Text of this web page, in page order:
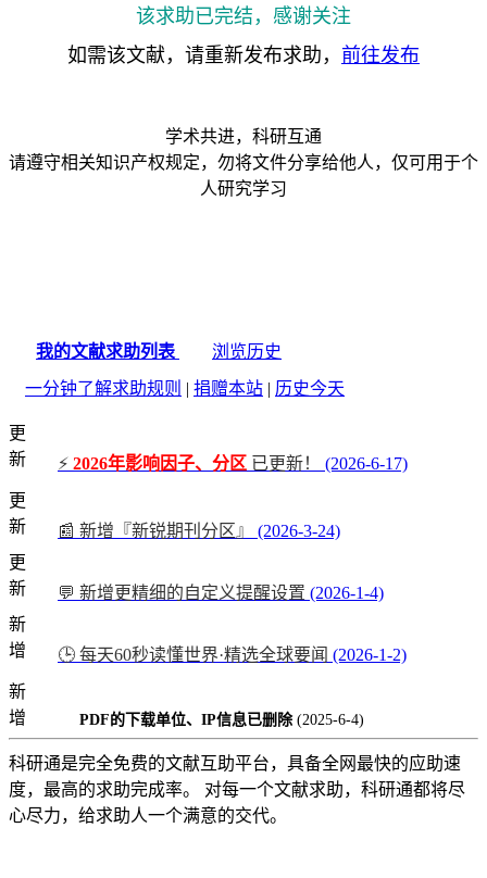
该求助已完结，感谢关注
如需该文献，请重新发布求助， 前往发布
学术共进，科研互通
请遵守相关知识产权规定，勿将文件分享给他人，仅可用于个
人研究学习
我的文献求助列表
浏览历史
一分钟了解求助规则 | 捐赠本站 | 历史今天
更
新
⚡ 2026年影响因子、分区 已更新！
(2026-6-17)
更
新
📰 新增『新锐期刊分区』
(2026-3-24)
更
新
💬 新增更精细的自定义提醒设置 (2026-1-4)
新
增
🕒 每天60秒读懂世界·精选全球要闻 (2026-1-2)
新
增
PDF的下载单位、IP信息已删除 (2025-6-4)
科研通是完全免费的文献互助平台，具备全网最快的应助速
度，最高的求助完成率。 对每一个文献求助，科研通都将尽
心尽力，给求助人一个满意的交代。